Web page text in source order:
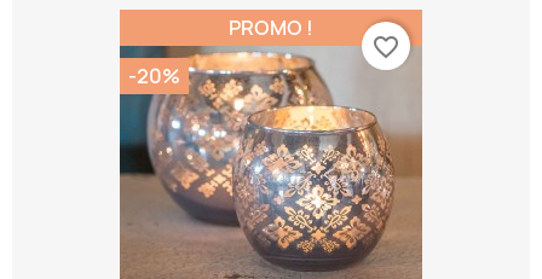
PROMO !
-20%
favorite_border